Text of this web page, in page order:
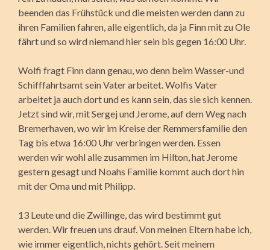
beenden das Frühstück und die meisten werden dann zu
ihren Familien fahren, alle eigentlich, da ja Finn mit zu Ole
fährt und so wird niemand hier sein bis gegen 16:00 Uhr.
Wolfi fragt Finn dann genau, wo denn beim Wasser-und
Schifffahrtsamt sein Vater arbeitet. Wolfis Vater
arbeitet ja auch dort und es kann sein, das sie sich kennen.
Jetzt sind wir, mit Sergej und Jerome, auf dem Weg nach
Bremerhaven, wo wir im Kreise der Remmersfamilie den
Tag bis etwa 16:00 Uhr verbringen werden. Essen
werden wir wohl alle zusammen im Hilton, hat Jerome
gestern gesagt und Noahs Familie kommt auch dort hin
mit der Oma und mit Philipp.
13 Leute und die Zwillinge, das wird bestimmt gut
werden. Wir freuen uns drauf. Von meinen Eltern habe ich,
wie immer eigentlich, nichts gehört. Seit meinem